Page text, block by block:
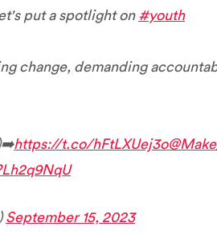
put a spotlight on #youth
change, demanding
https://t.co/hFtLXUej3o
September 15, 2023